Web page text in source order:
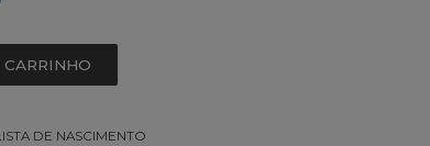
DE NASCIMENTO